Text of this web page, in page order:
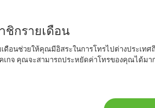
ชิกรายเดือน
ดือนช่วยให้คุณมีอิสระในการโทรไปต่างประเ
เกจ คุณจะสามารถประหยัดค่าโทรของคุณได้มา